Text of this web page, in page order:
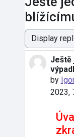
Display mode
Ještě
by
2023,